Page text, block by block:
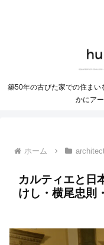
築50年の古びた家での住ま
かにア
ホーム
カルティエと
けし・横尾忠則